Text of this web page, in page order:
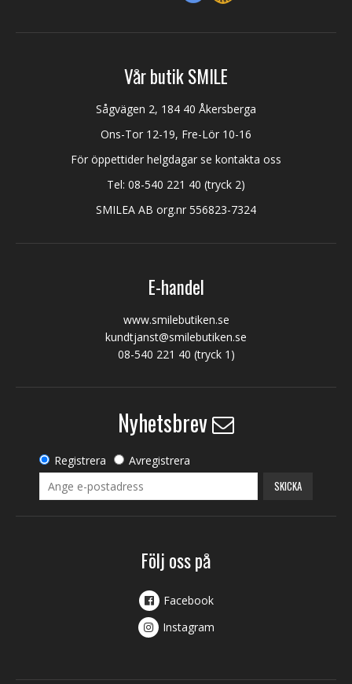
Vår butik SMILE
Sågvägen 2, 184 40 Åkersberga
Ons-Tor 12-19, Fre-Lör 10-16
För öppettider helgdagar se kontakta oss
Tel: 08-540 221 40 (tryck 2)
SMILEA AB org.nr 556823-7324
E-handel
www.smilebutiken.se
kundtjanst@smilebutiken.se
08-540 221 40 (tryck 1)
Nyhetsbrev
Registrera Avregistrera
SKICKA
Följ oss på
Facebook
Instagram